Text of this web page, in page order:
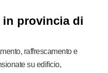
in provincia di
raffrescamento e
su edificio,